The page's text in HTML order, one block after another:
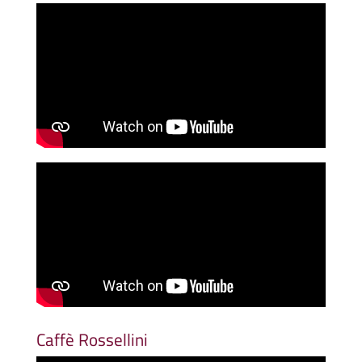
Caffè Rossellini